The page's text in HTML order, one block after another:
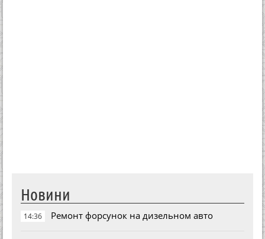
Новини
14:36 Ремонт форсунок на дизельном авто